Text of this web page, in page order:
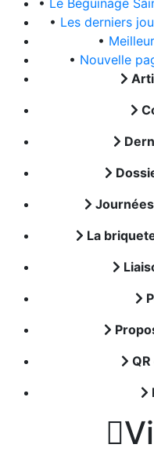
• Le Béguinage
• Les derniers
•
• Nouvelle
La
